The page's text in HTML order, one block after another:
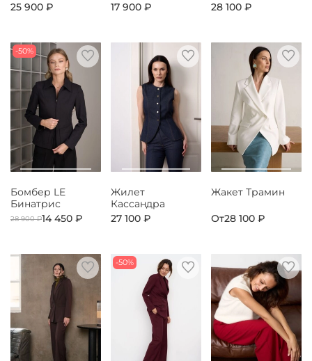
25 900 ₽ 17 900 ₽
28 100 ₽
-50%
Бомбер LE
Бинатрис
28 900 ₽14 450 ₽
Жилет
Кассандра
27 100 ₽
Жакет Трамин
От28 100 ₽
-50%